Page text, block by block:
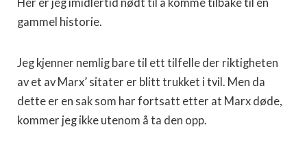
Her er jeg imidlertid nødt til å komme tilbake til en
gammel historie.
Jeg kjenner nemlig bare til ett tilfelle der riktigheten
av et av Marx’ sitater er blitt trukket i tvil. Men da
dette er en sak som har fortsatt etter at Marx døde,
kommer jeg ikke utenom å ta den opp.